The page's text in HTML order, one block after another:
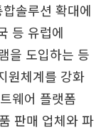
솔루션 확대에
등 유럽에
을 도입하는 등
원체계를 강화
웨어 플랫폼
판매 업체와 파